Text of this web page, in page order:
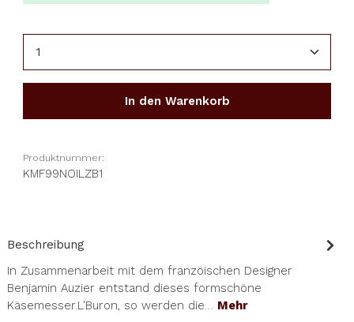
In den Warenkorb
Produktnummer:
KMF99NOILZB1
Beschreibung
In Zusammenarbeit mit dem franzöischen Designer
Benjamin Auzier entstand dieses formschöne
Käsemesser.L'Buron, so werden die… Mehr